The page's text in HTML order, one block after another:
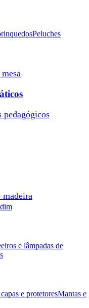
Peluches
pedagógicos
madeira
e lâmpadas de
e protetoresMantas e